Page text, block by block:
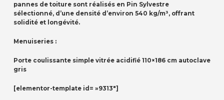
pannes de toiture sont réalisés en Pin Sylvestre
sélectionné, d’une densité d’environ 540 kg/m³, offrant
solidité et longévité.
Menuiseries :
Porte coulissante simple vitrée acidifié 110×186 cm autoclave
gris
[elementor-template id= »9313″]